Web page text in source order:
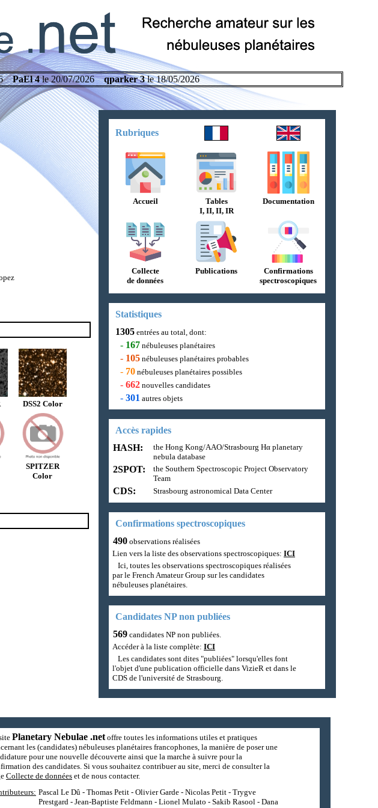
PaEl 4le 20/07/2026qparker 3le 18/05/2026
DSS2 Color
SPITZER
Color
Rubriques
Accueil
Tables
I, II, II, IR
Documentation
Collecte
de données
Publications
Confirmations
spectroscopiques
Statistiques
1305 entrées au total, dont:
- 167 nébuleuses planétaires
- 105 nébuleuses planétaires probables
- 70 nébuleuses planétaires possibles
- 662 nouvelles candidates
- 301 autres objets
Accès rapides
HASH:
the Hong Kong/AAO/Strasbourg Hα planetary
nebula database
2SPOT:
the Southern Spectroscopic Project Observatory
Team
CDS: Strasbourg astronomical Data Center
Confirmations spectroscopiques
490 observations réalisées
Lien vers la liste des observations spectroscopiques: ICI
Ici, toutes les observations spectroscopiques réalisées
par le French Amateur Group sur les candidates
nébuleuses planétaires.
Candidates NP non publiées
569 candidates NP non publiées.
Accéder à la liste complète: ICI
Les candidates sont dites "publiées" lorsqu'elles font
l'objet d'une publication officielle dans VizieR et dans le
CDS de l'université de Strasbourg.
Planetary Nebulae .netoffre toutes les informations utiles et pratiques
les (candidates) nébuleuses planétaires francophones, la manière de poser une
pour une nouvelle découverte ainsi que la marche à suivre pour la
des candidates. Si vous souhaitez contribuer au site, merci de consulter la
Collecte de données et de nous contacter.
Pascal Le Dû - Thomas Petit - Olivier Garde - Nicolas Petit - Trygve
Prestgard - Jean-Baptiste Feldmann - Lionel Mulato - Sakib Rasool - Dana